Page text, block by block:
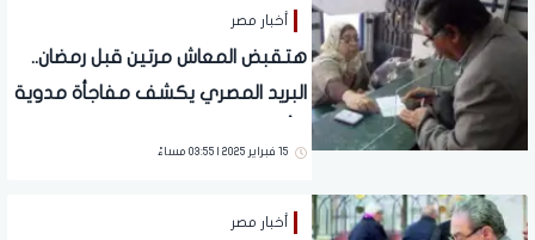
أخبار مصر
هتقبض المعاش مرتين قبل رمضان..
البريد المصري يكشف مفاجأة مدوية
15 فبراير 2025 | 03:55 مساءً
أخبار مصر